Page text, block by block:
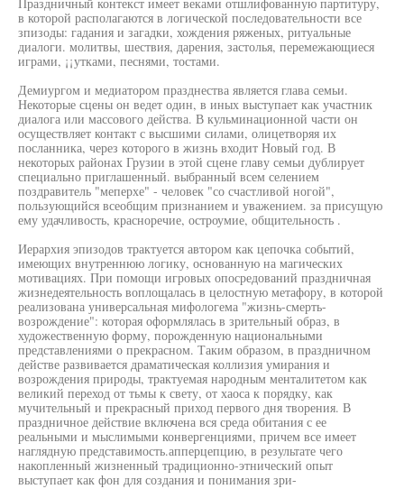
в которой располагаются в логической последовательности все
зпизоды: гадания и загадки, хождения ряженых, ритуальные
диалоги. молитвы, шествия, дарения, застолья, перемежающиеся
играми, ¡¡утками, песнями, тостами.
Демиургом и медиатором празднества является глава семьи.
Некоторые сцены он ведет один, в иных выступает как участник
диалога или массового действа. В кульминационной части он
осуществляет контакт с высшими силами, олицетворяя их
посланника, через которого в жизнь входит Новый год. В
некоторых районах Грузии в этой сцене главу семьи дублирует
специально приглашенный. выбранный всем селением
поздравитель "меперхе" - человек "со счастливой ногой",
пользующийся всеобщим признанием и уважением. за присущую
ему удачливость, красноречие, остроумие, общительность .
Иерархия эпизодов трактуется автором как цепочка событий,
имеющих внутреннюю логику, основанную на магических
мотивациях. При помощи игровых опосредований праздничная
жизнедеятельность воплощалась в целостную метафору, в которой
реализована универсальная мифологема "жизнь-смерть-
возрождение": которая оформлялась в зрительный образ, в
художественную форму, порожденную национальными
представлениями о прекрасном. Таким образом, в праздничном
действе развивается драматическая коллизия умирания и
возрождения природы, трактуемая народным менталитетом как
великий переход от тьмы к свету, от хаоса к порядку, как
мучительный и прекрасный приход первого дня творения. В
праздничное действие включена вся среда обитания с ее
реальными и мыслимыми конвергенциями, причем все имеет
наглядную представимость.апперцепцию, в результате чего
накопленный жизненный традиционно-этнический опыт
выступает как фон для создания и понимания зри-